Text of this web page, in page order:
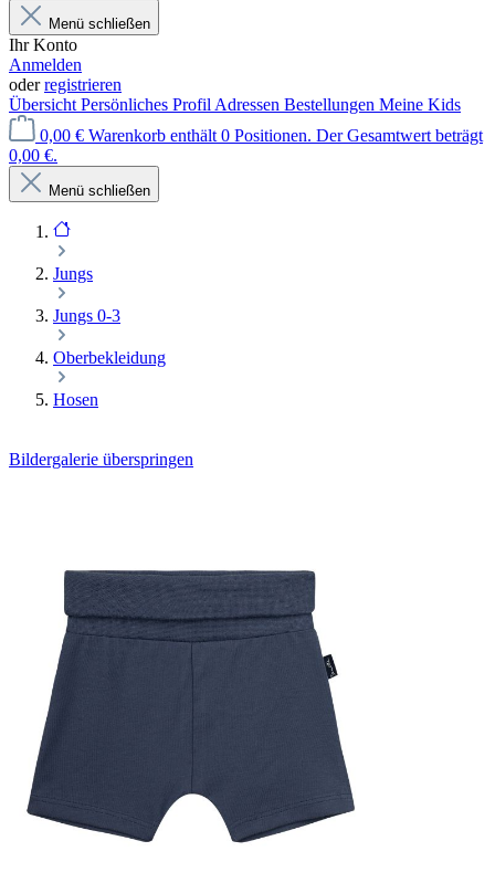
Menü schließen
Ihr Konto
Anmelden
oderregistrieren
Übersicht Persönliches Profil Adressen Bestellungen Meine Kids
0,00 € Warenkorb enthält 0 Positionen. Der Gesamtwert beträgt
0,00 €.
Menü schließen
Jungs
Jungs 0-3
Oberbekleidung
Hosen
Bildergalerie überspringen